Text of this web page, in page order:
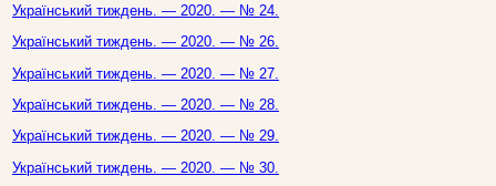
Український тиждень. — 2020. — № 24.
Український тиждень. — 2020. — № 26.
Український тиждень. — 2020. — № 27.
Український тиждень. — 2020. — № 28.
Український тиждень. — 2020. — № 29.
Український тиждень. — 2020. — № 30.